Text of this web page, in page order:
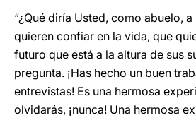
“¿Qué diría Usted, como abuelo,
quieren confiar en la vida, que
futuro que está a la altura de sus
pregunta. ¡Has hecho un buen
entrevistas! Es una hermosa
olvidarás, ¡nunca! Una hermosa